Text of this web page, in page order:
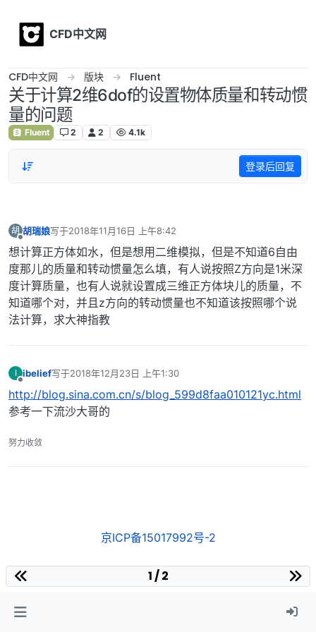
CFD中文网
CFD中文网 版块 Fluent
关于计算2维6dof的设置物体质量和转动惯
量的问题
Fluent 2 2 4.1k
登录后回复
胡
离线
胡瑞娘写于2018年11月16日 上午8:42
最后由 编辑
想计算正方体如水，但是想用二维模拟，但是不知道6自由
度那儿的质量和转动惯量怎么填，有人说按照Z方向是1米深
度计算质量，也有人说就设置成三维正方体块儿的质量，不
知道哪个对，并且z方向的转动惯量也不知道该按照哪个说
法计算，求大神指教
I ibelief写于2018年12月23日 上午1:30
最后由 编辑
http://blog.sina.com.cn/s/blog_599d8faa010121yc.html
参考一下流沙大哥的
努力收敛
京ICP备15017992号-2
1 / 2